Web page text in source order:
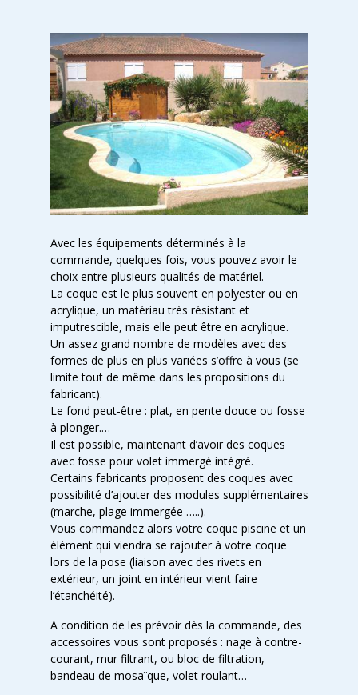
Avec les équipements déterminés à la
commande, quelques fois, vous pouvez avoir le
choix entre plusieurs qualités de matériel.
La coque est le plus souvent en polyester ou en
acrylique, un matériau très résistant et
imputrescible, mais elle peut être en acrylique.
Un assez grand nombre de modèles avec des
formes de plus en plus variées s’offre à vous (se
limite tout de même dans les propositions du
fabricant).
Le fond peut-être : plat, en pente douce ou fosse
à plonger.…
Il est possible, maintenant d’avoir des coques
avec fosse pour volet immergé intégré.
Certains fabricants proposent des coques avec
possibilité d’ajouter des modules supplémentaires
(marche, plage immergée …..).
Vous commandez alors votre coque piscine et un
élément qui viendra se rajouter à votre coque
lors de la pose (liaison avec des rivets en
extérieur, un joint en intérieur vient faire
l’étanchéité).
A condition de les prévoir dès la commande, des
accessoires vous sont proposés : nage à contre-
courant, mur filtrant, ou bloc de filtration,
bandeau de mosaïque, volet roulant…